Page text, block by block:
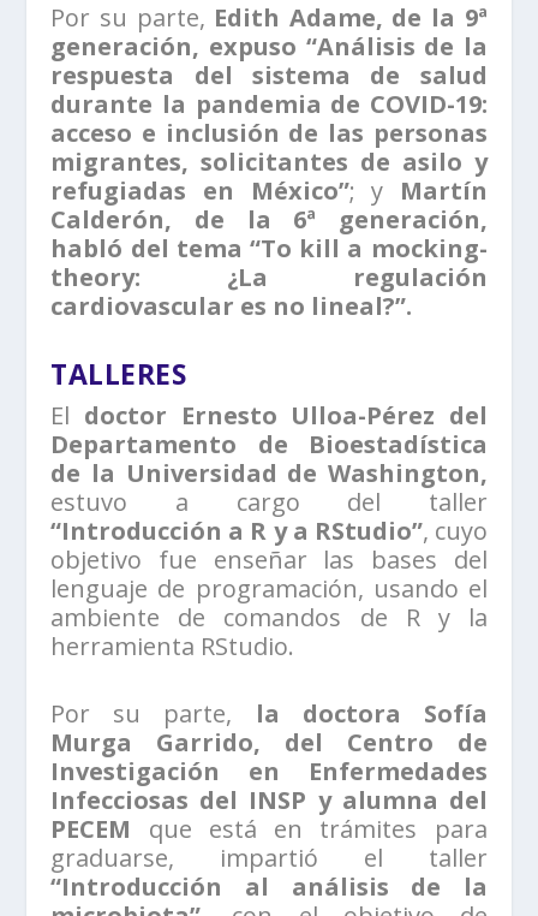
Por su parte, Edith Adame, de la 9ª
generación, expuso “Análisis de la
respuesta del sistema de salud
durante la pandemia de COVID-19:
acceso e inclusión de las personas
migrantes, solicitantes de asilo y
refugiadas en México”; y Martín
Calderón, de la 6ª generación,
habló del tema “To kill a mocking-
theory: ¿La regulación
cardiovascular es no lineal?”.
TALLERES
El doctor Ernesto Ulloa-Pérez del
Departamento de Bioestadística
de la Universidad de Washington,
estuvo a cargo del taller
“Introducción a R y a RStudio”, cuyo
objetivo fue enseñar las bases del
lenguaje de programación, usando el
ambiente de comandos de R y la
herramienta RStudio.
Por su parte, la doctora Sofía
Murga Garrido, del Centro de
Investigación en Enfermedades
Infecciosas del INSP y alumna del
PECEM que está en trámites para
graduarse, impartió el taller
“Introducción al análisis de la